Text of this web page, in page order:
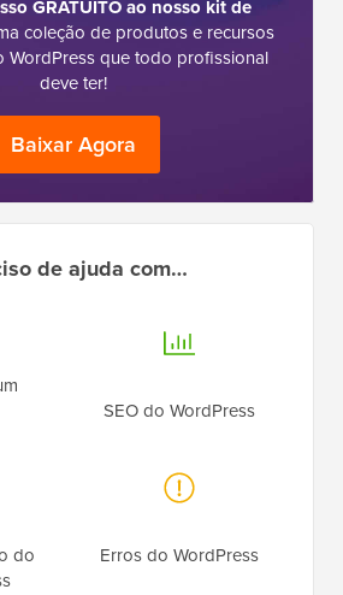
GRATUITO ao nosso kit de
coleção de produtos e recursos
WordPress que todo profissional
deve ter!
Baixar Agora
de ajuda com…
SEO do WordPress
do
Erros do WordPress